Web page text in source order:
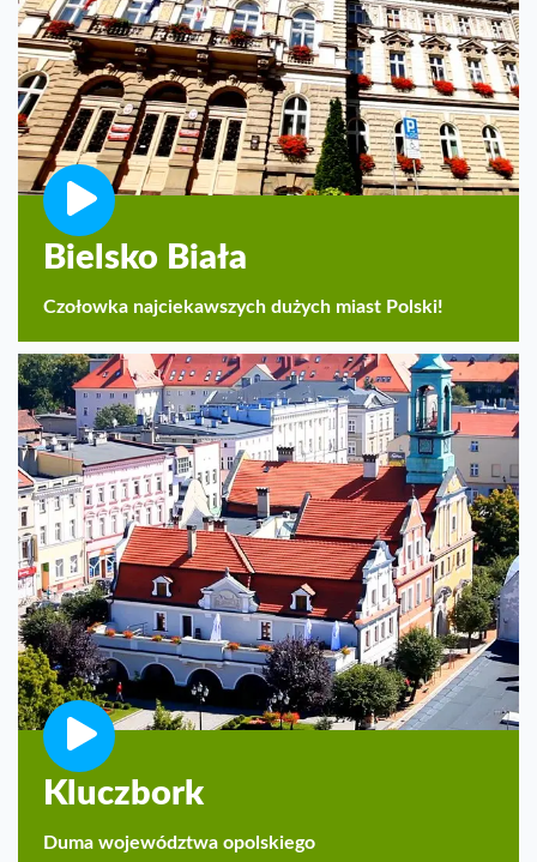
Bielsko Biała
Czołowka najciekawszych dużych miast Polski!
Kluczbork
Duma województwa opolskiego